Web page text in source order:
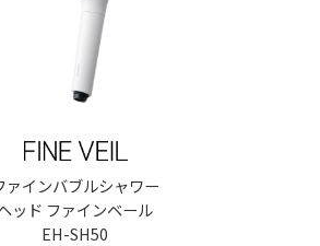
ァインバブルシャワー
ッド ファインベール
EH-SH50